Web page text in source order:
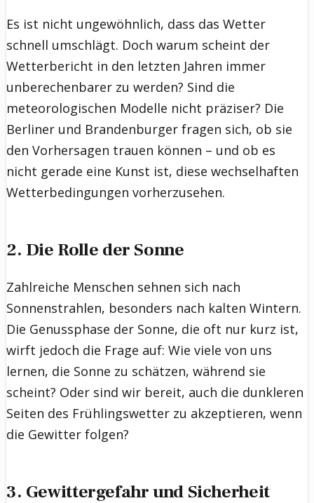
Es ist nicht ungewöhnlich, dass das Wetter
schnell umschlägt. Doch warum scheint der
Wetterbericht in den letzten Jahren immer
unberechenbarer zu werden? Sind die
meteorologischen Modelle nicht präziser? Die
Berliner und Brandenburger fragen sich, ob sie
den Vorhersagen trauen können – und ob es
nicht gerade eine Kunst ist, diese wechselhaften
Wetterbedingungen vorherzusehen.
2. Die Rolle der Sonne
Zahlreiche Menschen sehnen sich nach
Sonnenstrahlen, besonders nach kalten Wintern.
Die Genussphase der Sonne, die oft nur kurz ist,
wirft jedoch die Frage auf: Wie viele von uns
lernen, die Sonne zu schätzen, während sie
scheint? Oder sind wir bereit, auch die dunkleren
Seiten des Frühlingswetter zu akzeptieren, wenn
die Gewitter folgen?
3. Gewittergefahr und Sicherheit